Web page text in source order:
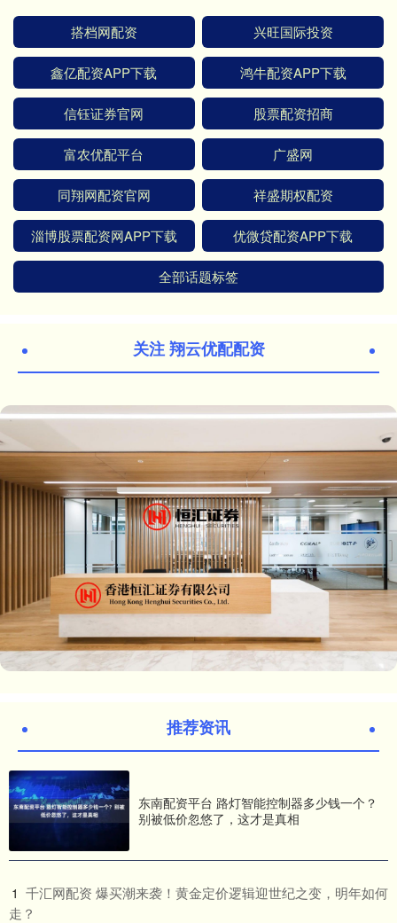
搭档网配资 兴旺国际投资
鑫亿配资APP下载 鸿牛配资APP下载
信钰证券官网 股票配资招商
富农优配平台 广盛网
同翔网配资官网 祥盛期权配资
淄博股票配资网APP下载 优微贷配资APP下载
全部话题标签
关注 翔云优配配资
推荐资讯
东南配资平台 路灯智能控制器多少钱一个？
别被低价忽悠了，这才是真相
1 ​千汇网配资 爆买潮来袭！黄金定价逻辑迎世纪之变，明年如何
走？